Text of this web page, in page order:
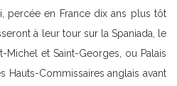
percée en France dix ans plus tôt
à leur tour sur la Spaniada, le
Michel et Saint-Georges, ou Palais
Hauts-Commissaires anglais avant